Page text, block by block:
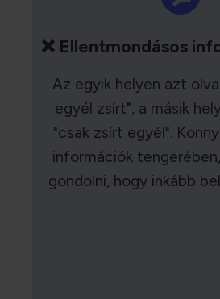
❌ Ellentmondásos
Az egyik helyen azt
egyél zsírt", a másik
"csak zsírt egyél".
információk
gondolni, hogy inkább